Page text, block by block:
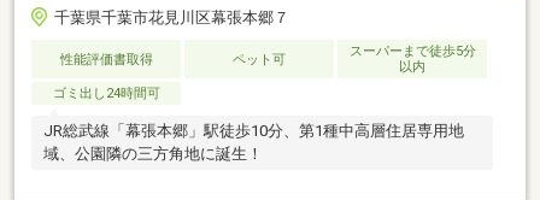
千葉県千葉市花見川区幕張本郷７
性能評価書取得 ペット可
スーパーまで徒歩5分
以内
ゴミ出し24時間可
JR総武線「幕張本郷」駅徒歩10分、第1種中高層住居専用地
域、公園隣の三方角地に誕生！